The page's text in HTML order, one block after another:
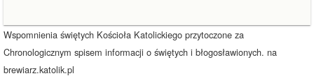
Wspomnienia świętych Kościoła Katolickiego przytoczone za
Chronologicznym spisem informacji o świętych i błogosławionych. na
brewiarz.katolik.pl